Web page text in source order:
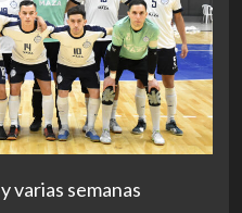
varias semanas